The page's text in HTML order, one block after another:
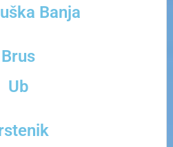
Banja
Brus
Ub